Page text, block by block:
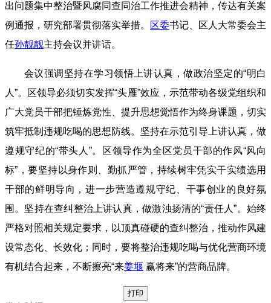
出问题集中整治暨风腐同查同治工作推进会精神，传达有关案
例通报，研究部署贯彻落实举措。
区委书记、区人大常委会主
任孙靓靓主持会议并讲话。
会议强调坚持在学习领悟上讲认真，做政治坚定的“明白
人”。区领导必须切实发挥“头雁”效应，示范带动各级党组织和
广大党员干部把锤炼党性、提升思想觉悟作为终身课题，切实
筑牢抵制违规吃喝的思想防线。坚持在示范引导上讲认真，做
遵规守纪的“带头人”。区领导作为全区党员干部的作风“风向
标”，要坚持以身作则、勤抓严管，持续树牢凭实干实绩选用
干部的鲜明导向，进一步营造遵规守纪、干事创业的良好氛
围。坚持在查纠整治上讲认真，做激浊扬清的“责任人”。始终
严格对照相关规定要求，以顶真碰硬的查纠整治，推动作风建
设常态化、长效化；同时，要将整治违规吃喝与优化营商环境
有机结合起来，不断擦亮“来姜堰 赢将来”的营商品牌。
打印